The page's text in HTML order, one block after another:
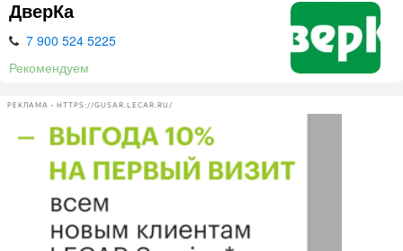
ДверКа
7 900 524 5225
Рекомендуем
РЕКЛАМА • HTTPS://GUSAR.LECAR.RU/